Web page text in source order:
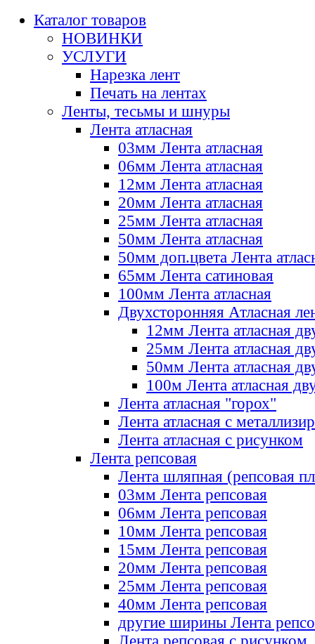
Каталог товаров
НОВИНКИ
УСЛУГИ
Нарезка лент
Печать на лентах
Ленты, тесьмы и шнуры
Лента атласная
03мм Лента атласная
06мм Лента атласная
12мм Лента атласная
20мм Лента атласная
25мм Лента атласная
50мм Лента атласная
50мм доп.цвета Лента
65мм Лента сатиновая
100мм Лента атласная
Двухсторонняя Атласная
12мм Лента атласная
25мм Лента атласная
50мм Лента атласная
100м Лента атласная
Лента атласная "горох"
Лента атласная с
Лента атласная с рисунком
Лента репсовая
Лента шляпная (репсовая
03мм Лента репсовая
06мм Лента репсовая
10мм Лента репсовая
15мм Лента репсовая
20мм Лента репсовая
25мм Лента репсовая
40мм Лента репсовая
другие ширины Лента